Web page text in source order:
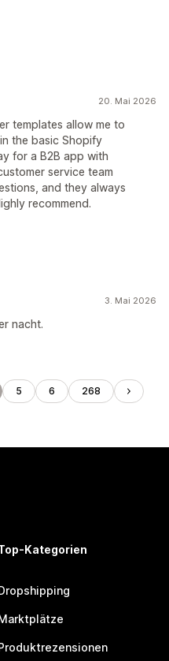
20. Mai 2026
templates allow me to
the basic Shopify
for a B2B app with
service team
and they always
recommend.
3. Mai 2026
nacht.
5 6 268
Kategorien